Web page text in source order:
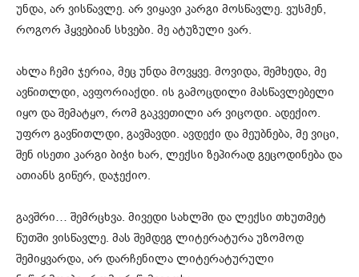
უნდა, არ ვისწავლე. არ ვიყავი კარგი მოსწავლე. ვუსმენ,
როგორ ჰყვებიან სხვები. მე ატუზული ვარ.
ახლა ჩემი ჯერია, მეც უნდა მოვყვე. მოვიდა, შემხედა, მე
ავწითლდი, ავფორიაქდი. ის გამოცდილი მასწავლებელი
იყო და შემატყო, რომ გაკვეთილი არ ვიცოდი. ადექიო.
უფრო გავწითლდი, გავშავდი. ავდექი და მეუბნება, მე ვიცი,
შენ ისეთი კარგი ბიჭი ხარ, ლექსი ზეპირად გეცოდინება და
ათიანს გიწერ, დაჯექიო.
გავშრი… შემრცხვა. მივედი სახლში და ლექსი თხუთმეტ
წუთში ვისწავლე. მას შემდეგ ლიტერატურა უზომოდ
შემიყვარდა, არ დარჩენილა ლიტერატურული